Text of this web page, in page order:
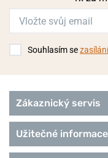
Souhlasím se
Zákaznický servis
Užitečné informace